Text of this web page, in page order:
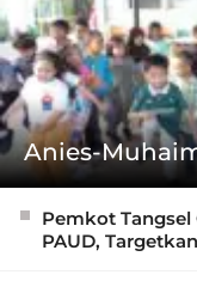
Anies-
Pemkot
PAUD,